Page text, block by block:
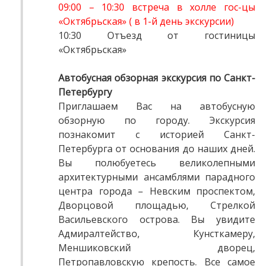
09:00 – 10:30 встреча в холле гос-цы
«Октябрьская» ( в 1-й день экскурсии)
10:30 Отъезд от гостиницы
«Октябрьская»
Автобусная обзорная экскурсия по Санкт-
Петербургу
Приглашаем Вас на автобусную
обзорную по городу. Экскурсия
познакомит с историей Санкт-
Петербурга от основания до наших дней.
Вы полюбуетесь великолепными
архитектурными ансамблями парадного
центра города – Невским проспектом,
Дворцовой площадью, Стрелкой
Васильевского острова. Вы увидите
Адмиралтейство, Кунсткамеру,
Меншиковский дворец,
Петропавловскую крепость. Все самое